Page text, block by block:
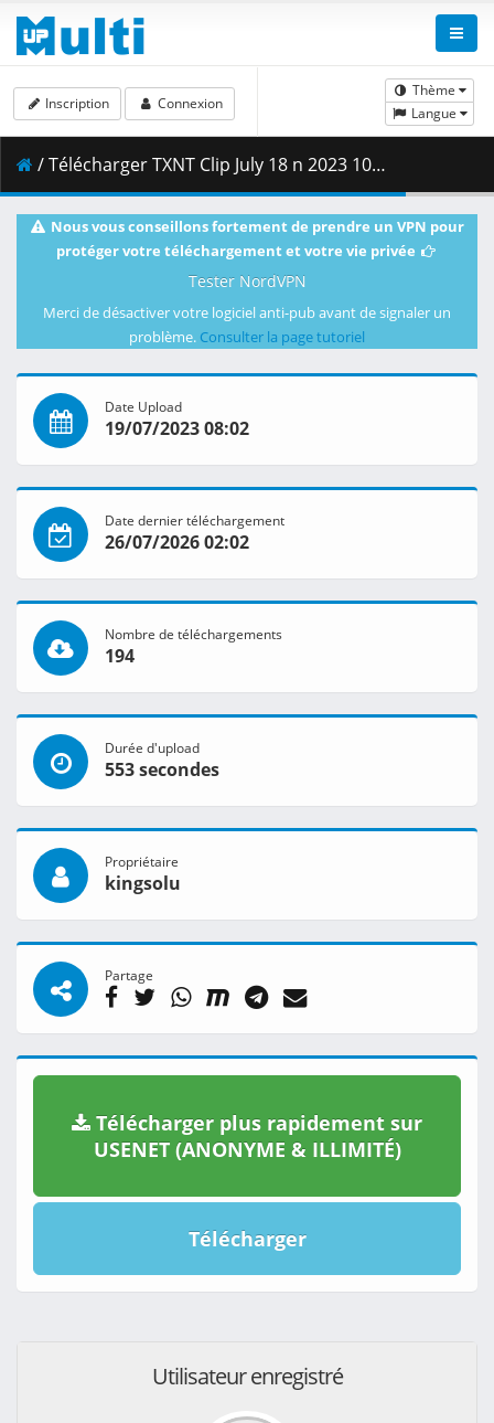
Thème
Langue
Inscription Connexion
/ Télécharger TXNT Clip July 18 n 2023 1080p HDTV.mp4 ( 4.02 GB )
Nous vous conseillons fortement de prendre un VPN pour
protéger votre téléchargement et votre vie privée
Tester NordVPN
Merci de désactiver votre logiciel anti-pub avant de signaler un
problème. Consulter la page tutoriel
Date Upload
19/07/2023 08:02
Date dernier téléchargement
26/07/2026 02:02
Nombre de téléchargements
194
Durée d'upload
553 secondes
Propriétaire
kingsolu
Partage
Télécharger plus rapidement sur
USENET (ANONYME & ILLIMITÉ)
Télécharger
Utilisateur enregistré